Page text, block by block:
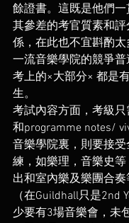
餘證書。這既是他們
其參差的考官質素和
係，在此也不宜斟酌
一流音樂學院的競爭
考上的×大部分× 都是
生。
考試內容方面，考級只
和programme notes/
音樂學院裏，則要接受
練，如樂理，音樂史
出和室內樂及樂團合奏
（在Guildhall只是2nd
少要有3場音樂會，未